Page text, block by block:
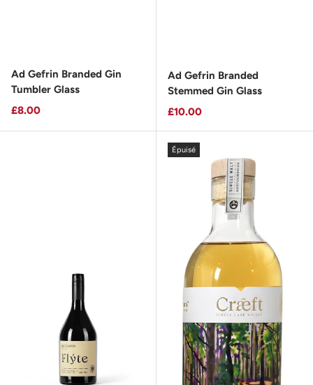
Ad Gefrin Branded Gin
Tumbler Glass
Prix habituel
£8.00
Ad Gefrin Branded
Stemmed Gin Glass
Prix habituel
£10.00
Épuisé